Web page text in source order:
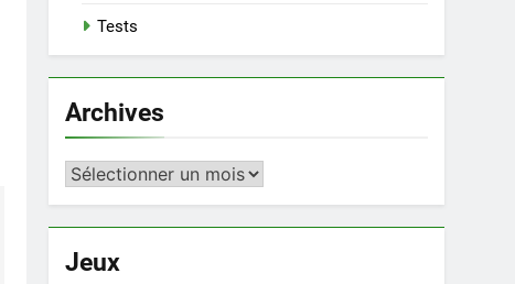
Tests
Archives
Archives
Jeux